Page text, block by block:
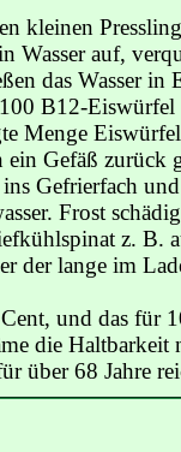
kleinen
Wasser auf,
das Wasser in
B12-
Menge
Gefäß zurück
Gefrierfach
Frost
z. B.
der lange im
und das für
die Haltbarkeit
über 68 Jahre